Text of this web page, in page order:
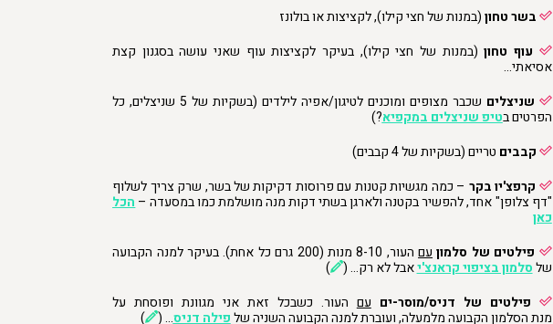
בשר טחון(במנות של חצי קילו), לקציצות או בולונז
עוף טחון(במנות של חצי קילו), בעיקר לקציצות עוף שאני עושה בסגנון קצת
אסיאתי…
שניצלים
שכבר מצופים ומוכנים לטיגון/אפיה לילדים (בשקיות של 5 שניצלים, כל
הפרטים בטיפ שניצלים במקפיא?)
קבבים טריים (בשקיות של 4 קבבים)
קרפצ'יו בקר – כמה מגשיות קטנות עם פרוסות דקיקות של בשר, שרק צריך לשלוף
"דף צלופן" אחד, להפשיר בקטנה ולארגן בשתי דקות מנה מושלמת כמו במסעדה –הכל
כאן
פילטים של סלמון עםהעור, 8-10 מנות
(200 גרם כל אחת). בעיקר למנה הקבועה
שלסלמון בציפוי קראנצ'יאבל לא רק… (
)
פילטים של דניס/מוסר-ים עםהעור. כשבכל זאת אני מגוונת ופוסחת על
מנת הסלמון הקבועה מלמעלה, ועוברת למנה הקבועה השניה שלפילה דניס… (
)